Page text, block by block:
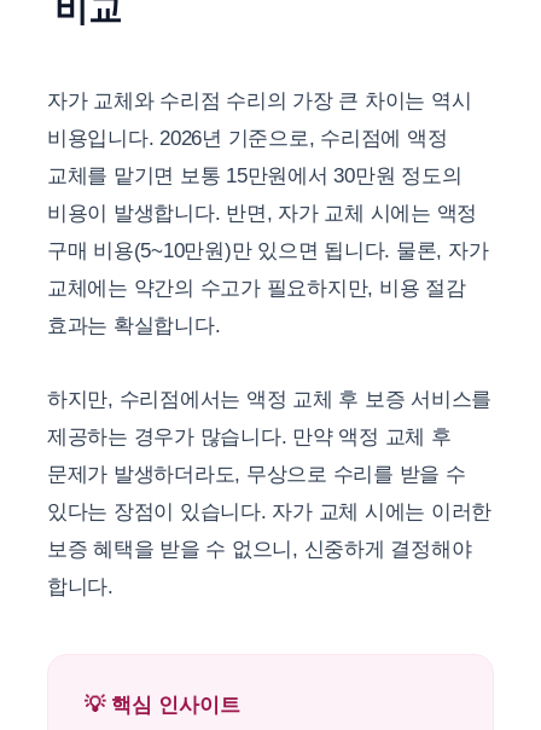
자가 교체와 수리점 수리의 가장 큰 차이는 역시
비용입니다. 2026년 기준으로, 수리점에 액정
교체를 맡기면 보통 15만원에서 30만원 정도의
비용이 발생합니다. 반면, 자가 교체 시에는 액정
구매 비용(5~10만원)만 있으면 됩니다. 물론, 자가
교체에는 약간의 수고가 필요하지만, 비용 절감
효과는 확실합니다.
하지만, 수리점에서는 액정 교체 후 보증 서비스를
제공하는 경우가 많습니다. 만약 액정 교체 후
문제가 발생하더라도, 무상으로 수리를 받을 수
있다는 장점이 있습니다. 자가 교체 시에는 이러한
보증 혜택을 받을 수 없으니, 신중하게 결정해야
합니다.
💡 핵심 인사이트